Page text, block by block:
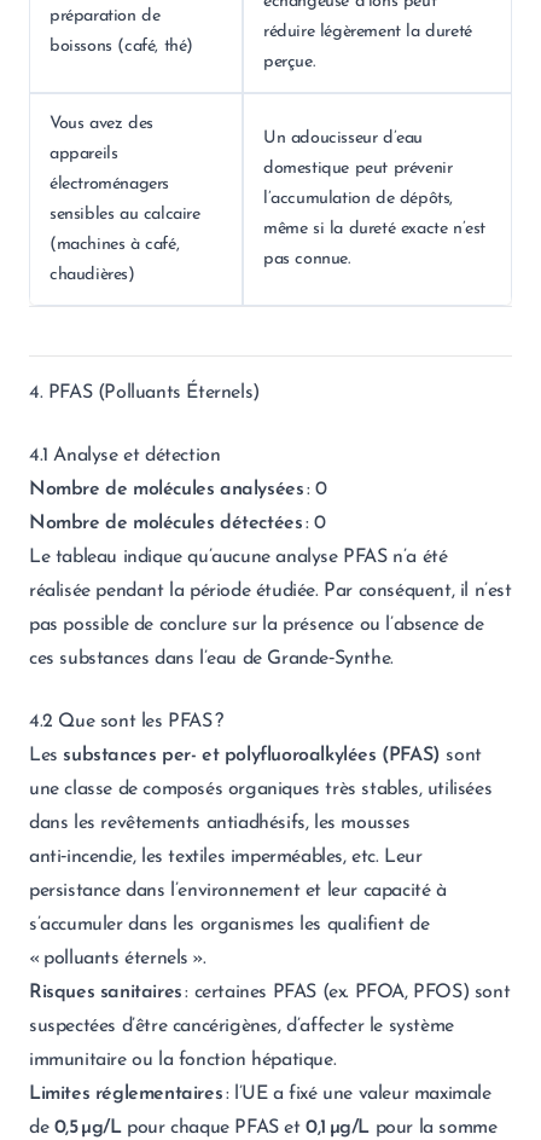
préparation de
boissons (café, thé)
réduire légèrement la dureté
perçue.
Vous avez des
appareils
électroménagers
sensibles au calcaire
(machines à café,
chaudières)
Un adoucisseur d’eau
domestique peut prévenir
l’accumulation de dépôts,
même si la dureté exacte n’est
pas connue.
4. PFAS (Polluants Éternels)
4.1 Analyse et détection
Nombre de molécules analysées: 0
Nombre de molécules détectées: 0
Le tableau indique qu’aucune analyse PFAS n’a été
réalisée pendant la période étudiée. Par conséquent, il n’est
pas possible de conclure sur la présence ou l’absence de
ces substances dans l’eau de Grande‑Synthe.
4.2 Que sont les PFAS ?
Les substances per- et polyfluoroalkylées (PFAS) sont
une classe de composés organiques très stables, utilisées
dans les revêtements antiadhésifs, les mousses
anti‑incendie, les textiles imperméables, etc. Leur
persistance dans l’environnement et leur capacité à
s’accumuler dans les organismes les qualifient de
« polluants éternels ».
Risques sanitaires: certaines PFAS (ex. PFOA, PFOS) sont
suspectées d’être cancérigènes, d’affecter le système
immunitaire ou la fonction hépatique.
Limites réglementaires: l’UE a fixé une valeur maximale
de 0,5 µg/Lpour chaque PFAS et0,1 µg/L pour la somme